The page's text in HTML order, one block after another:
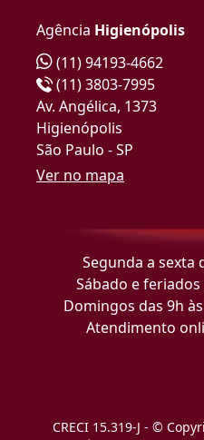
Agência Higienópolis
(11) 94193-4662
(11) 3803-7995
Av. Angélica, 1373
Higienópolis
São Paulo - SP
Ver no mapa
Segunda a sexta
Sábado e
Domingos das 9h
Atendimento
CRECI 15.319-J - ©